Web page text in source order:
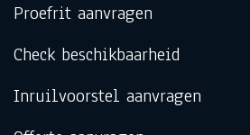
Proefrit aanvragen
Check beschikbaarheid
Inruilvoorstel aanvragen